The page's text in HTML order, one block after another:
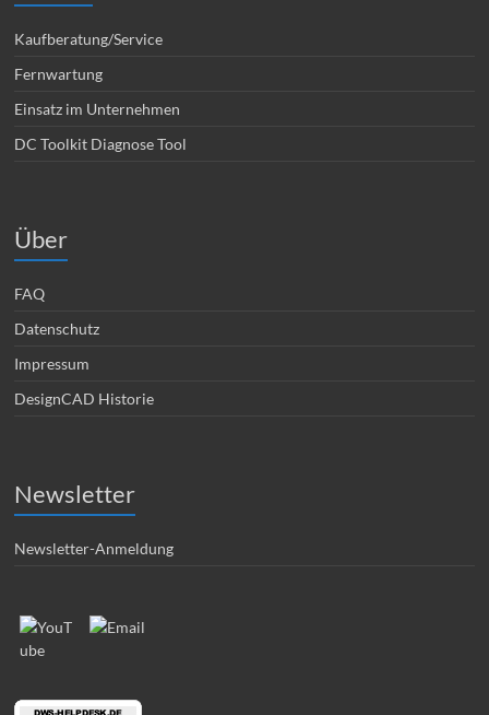
Kaufberatung/Service
Fernwartung
Einsatz im Unternehmen
DC Toolkit Diagnose Tool
Über
FAQ
Datenschutz
Impressum
DesignCAD Historie
Newsletter
Newsletter-Anmeldung